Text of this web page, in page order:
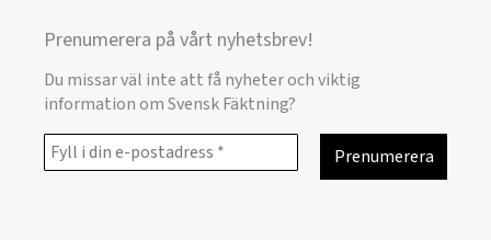
Prenumerera på vårt nyhetsbrev!
Du missar väl inte att få nyheter och viktig
information om Svensk Fäktning?